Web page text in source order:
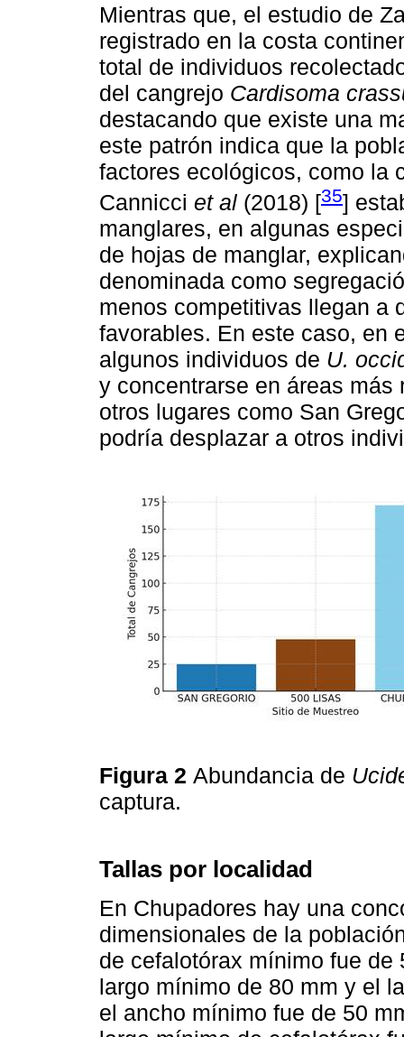
Mientras que, el estudio de
registrado en la costa
total de individuos
del cangrejo Cardisoma
destacando que existe una
este patrón indica que la
factores ecológicos, como la
Cannicci et al (2018) [35]
manglares, en algunas
de hojas de manglar,
denominada como
menos competitivas llegan a
favorables. En este caso, en
algunos individuos de U.
y concentrarse en áreas
otros lugares como San
podría desplazar a otros
Figura 2 Abundancia de
captura.
Tallas por localidad
En Chupadores hay una
dimensionales de la
de cefalotórax mínimo fue
largo mínimo de 80 mm y el
el ancho mínimo fue de 50